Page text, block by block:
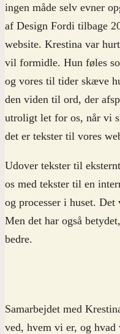
ingen måde selv evner
af Design Fordi tilbage
website. Krestina var
vil formidle. Hun føles
og vores til tider skæve
den viden til ord, der
utroligt let for os, når vi
det er tekster til vores
Udover tekster til
os med tekster til en
og processer i huset.
Men det har også
bedre.
Samarbejdet med
ved, hvem vi er, og